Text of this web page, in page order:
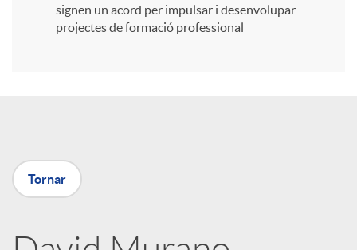
a
signen un acord per impulsar i desenvolupar
projectes de formació professional
Tornar